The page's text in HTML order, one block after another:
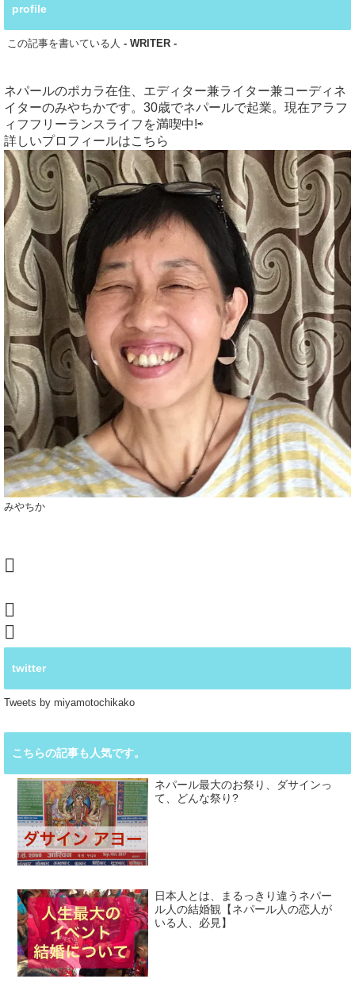
profile
この記事を書いている人 - WRITER -
ネパールのポカラ在住、エディター兼ライター兼コーディネ
イターのみやちかです。30歳でネパールで起業。現在アラフ
ィフフリーランスライフを満喫中!⇨
詳しいプロフィールはこちら
みやちか
twitter
Tweets by miyamotochikako
こちらの記事も人気です。
ネパール最大のお祭り、ダサインっ
て、どんな祭り?
日本人とは、まるっきり違うネパー
ル人の結婚観【ネパール人の恋人が
いる人、必見】